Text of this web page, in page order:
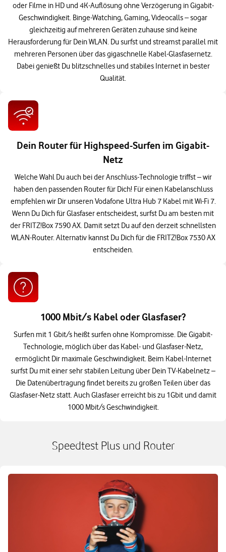
oder Filme in HD und 4K-Auflösung ohne Verzögerung in Gigabit-
Geschwindigkeit. Binge-Watching, Gaming, Videocalls – sogar
gleichzeitig auf mehreren Geräten zuhause sind keine
Herausforderung für Dein WLAN. Du surfst und streamst parallel mit
mehreren Personen über das gigaschnelle Kabel-Glasfasernetz.
Dabei genießt Du blitzschnelles und stabiles Internet in bester
Qualität.
Dein Router für Highspeed-Surfen im Gigabit-
Netz
Welche Wahl Du auch bei der Anschluss-Technologie triffst – wir
haben den passenden Router für Dich! Für einen Kabelanschluss
empfehlen wir Dir unseren Vodafone Ultra Hub 7 Kabel mit Wi-Fi 7.
Wenn Du Dich für Glasfaser entscheidest, surfst Du am besten mit
der FRITZ!Box 7590 AX. Damit setzt Du auf den derzeit schnellsten
WLAN-Router. Alternativ kannst Du Dich für die FRITZ!Box 7530 AX
entscheiden.
1000 Mbit/s Kabel oder Glasfaser?
Surfen mit 1 Gbit/s heißt surfen ohne Kompromisse. Die Gigabit-
Technologie, möglich über das Kabel- und Glasfaser-Netz,
ermöglicht Dir maximale Geschwindigkeit. Beim Kabel-Internet
surfst Du mit einer sehr stabilen Leitung über Dein TV-Kabelnetz –
Die Datenübertragung findet bereits zu großen Teilen über das
Glasfaser-Netz statt. Auch Glasfaser erreicht bis zu 1Gbit und damit
1000 Mbit/s Geschwindigkeit.
Speedtest Plus und Router